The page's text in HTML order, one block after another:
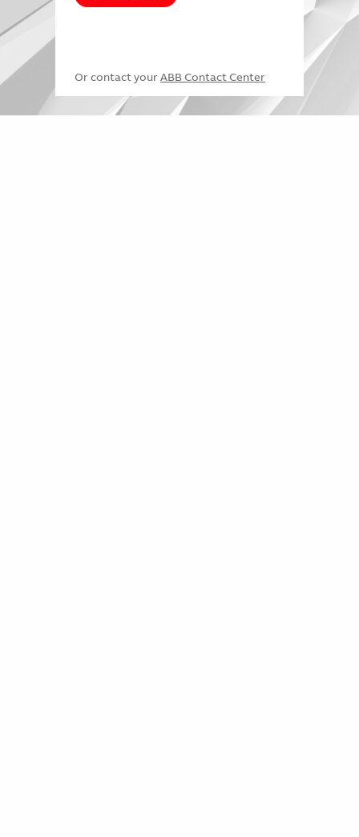
Or contact your ABB Contact Center